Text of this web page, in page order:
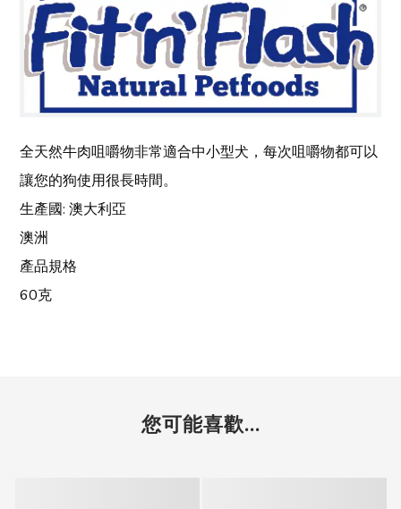
全天然牛肉咀嚼物非常適合中小型犬，每次咀嚼物都可以
讓您的狗使用很長時間。
生產國: 澳大利亞
澳洲
產品規格
60克
您可能喜歡...